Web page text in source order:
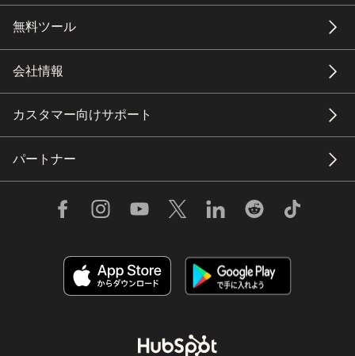
無料ツール
会社情報
カスタマー向けサポート
パートナー